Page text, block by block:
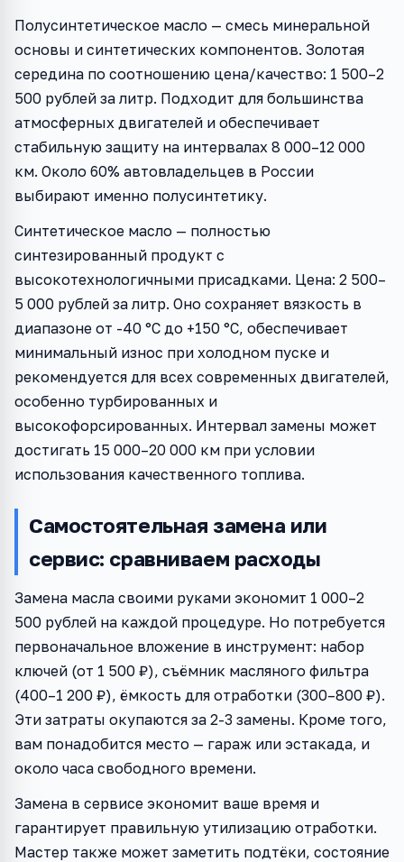
Полусинтетическое масло — смесь минеральной
основы и синтетических компонентов. Золотая
середина по соотношению цена/качество: 1 500–2
500 рублей за литр. Подходит для большинства
атмосферных двигателей и обеспечивает
стабильную защиту на интервалах 8 000–12 000
км. Около 60% автовладельцев в России
выбирают именно полусинтетику.
Синтетическое масло — полностью
синтезированный продукт с
высокотехнологичными присадками. Цена: 2 500–
5 000 рублей за литр. Оно сохраняет вязкость в
диапазоне от -40 °C до +150 °C, обеспечивает
минимальный износ при холодном пуске и
рекомендуется для всех современных двигателей,
особенно турбированных и
высокофорсированных. Интервал замены может
достигать 15 000–20 000 км при условии
использования качественного топлива.
Самостоятельная замена или
сервис: сравниваем расходы
Замена масла своими руками экономит 1 000–2
500 рублей на каждой процедуре. Но потребуется
первоначальное вложение в инструмент: набор
ключей (от 1 500 ₽), съёмник масляного фильтра
(400–1 200 ₽), ёмкость для отработки (300–800 ₽).
Эти затраты окупаются за 2-3 замены. Кроме того,
вам понадобится место — гараж или эстакада, и
около часа свободного времени.
Замена в сервисе экономит ваше время и
гарантирует правильную утилизацию отработки.
Мастер также может заметить подтёки, состояние